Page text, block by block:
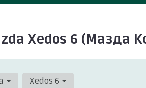
Xedos 6 (Мазда
Xedos 6